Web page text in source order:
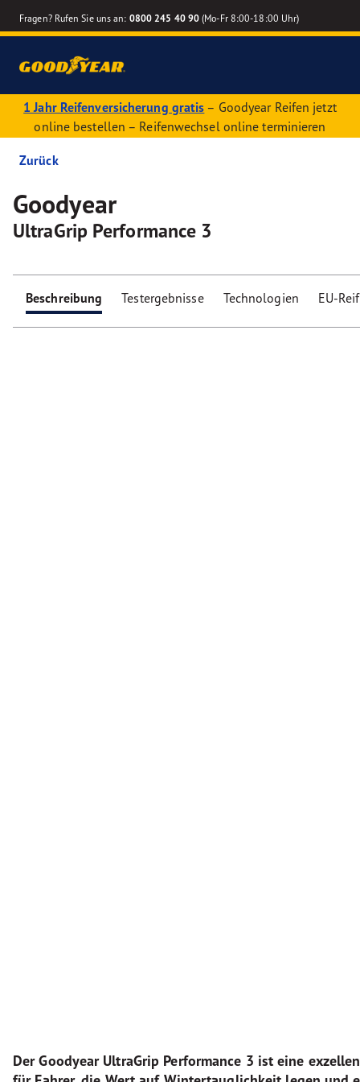
Fragen? Rufen Sie uns an: 0800 245 40 90 (Mo-Fr 8:00-18:00 Uhr)
1 Jahr Reifenversicherung gratis – Goodyear Reifen jetzt
online bestellen – Reifenwechsel online terminieren
Zurück
Goodyear
UltraGrip Performance 3
Beschreibung Testergebnisse Technologien EU-
Der Goodyear UltraGrip Performance 3 ist eine